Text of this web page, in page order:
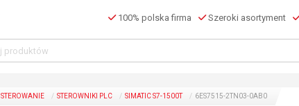
100% polska firma Szeroki asortyment
STEROWANIE STEROWNIKI PLC SIMATIC S7-1500T 6ES7515-2TN03-0AB0